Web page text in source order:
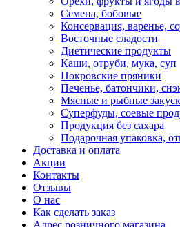
Семена, бобовые
Консервация, варенье,
Восточные сладости
Диетические продукты
Каши, отруби, мука, суп
Покровские пряники
Печенье, батончики,
Мясные и рыбные
Суперфуды, соевые
Продукция без сахара
Подарочная упаковка,
Доставка и оплата
Акции
Контакты
Отзывы
О нас
Как сделать заказ